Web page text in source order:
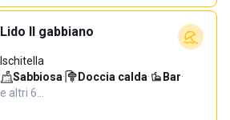
Lido Il gabbiano
Ischitella
Sabbiosa· Doccia calda· Bar·
e altri 6…